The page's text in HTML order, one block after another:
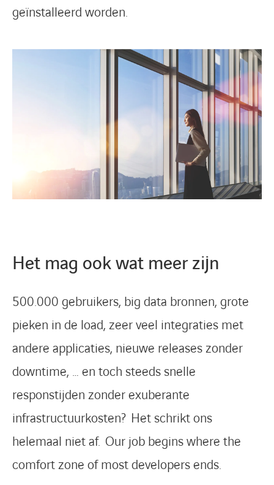
geïnstalleerd worden.
Het mag ook wat meer zijn
500.000 gebruikers, big data bronnen, grote
pieken in de load, zeer veel integraties met
andere applicaties, nieuwe releases zonder
downtime, … en toch steeds snelle
responstijden zonder exuberante
infrastructuurkosten? Het schrikt ons
helemaal niet af. Our job begins where the
comfort zone of most developers ends.